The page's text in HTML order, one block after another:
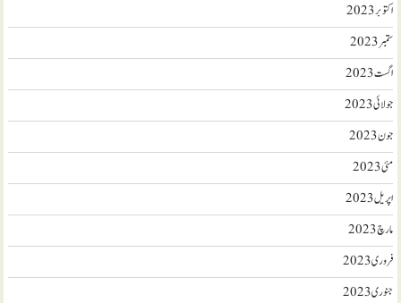
اکتوبر 2023
ستمبر 2023
اگست 2023
جولائی 2023
جون 2023
مئی 2023
اپریل 2023
مارچ 2023
فروری 2023
جنوری 2023